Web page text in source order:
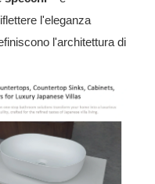
l'eleganza
l'architettura di